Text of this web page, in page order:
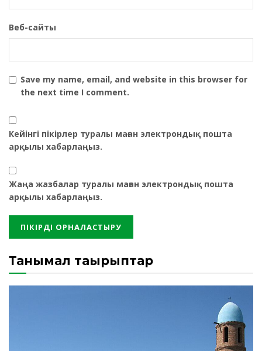
Веб-сайты
Save my name, email, and website in this browser for
the next time I comment.
Кейінгі пікірлер туралы маған электрондық пошта
арқылы хабарлаңыз.
Жаңа жазбалар туралы маған электрондық пошта
арқылы хабарлаңыз.
Танымал тақырыптар